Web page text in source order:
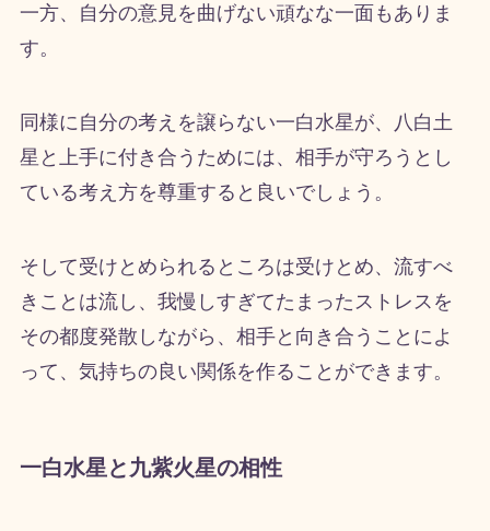
一方、自分の意見を曲げない頑なな一面もありま
す。
同様に自分の考えを譲らない一白水星が、八白土
星と上手に付き合うためには、相手が守ろうとし
ている考え方を尊重すると良いでしょう。
そして受けとめられるところは受けとめ、流すべ
きことは流し、我慢しすぎてたまったストレスを
その都度発散しながら、相手と向き合うことによ
って、気持ちの良い関係を作ることができます。
一白水星と九紫火星の相性